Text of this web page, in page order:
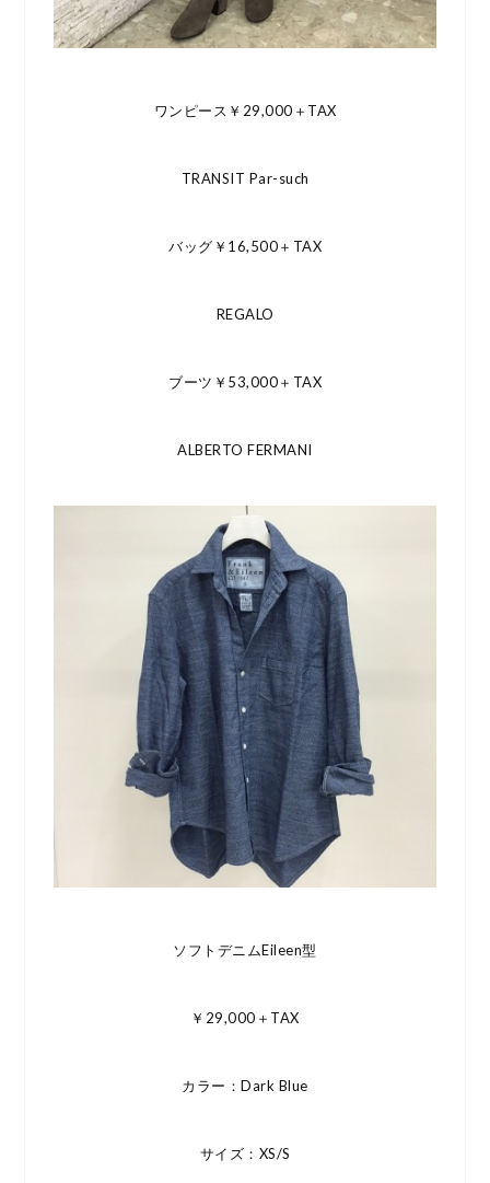
ワンピース￥29,000＋TAX
TRANSIT Par-such
バッグ￥16,500＋TAX
REGALO
ブーツ￥53,000＋TAX
ALBERTO FERMANI
ソフトデニムEileen型
￥29,000＋TAX
カラー：Dark Blue
サイズ：XS/S